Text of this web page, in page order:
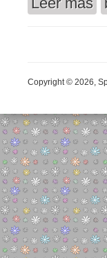
Copyright © 2026,